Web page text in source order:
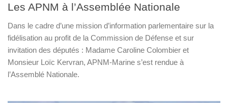
Les APNM à l’Assemblée Nationale
Dans le cadre d’une mission d’information parlementaire sur la
fidélisation au profit de la Commission de Défense et sur
invitation des députés : Madame Caroline Colombier et
Monsieur Loïc Kervran, APNM-Marine s’est rendue à
l’Assemblé Nationale.